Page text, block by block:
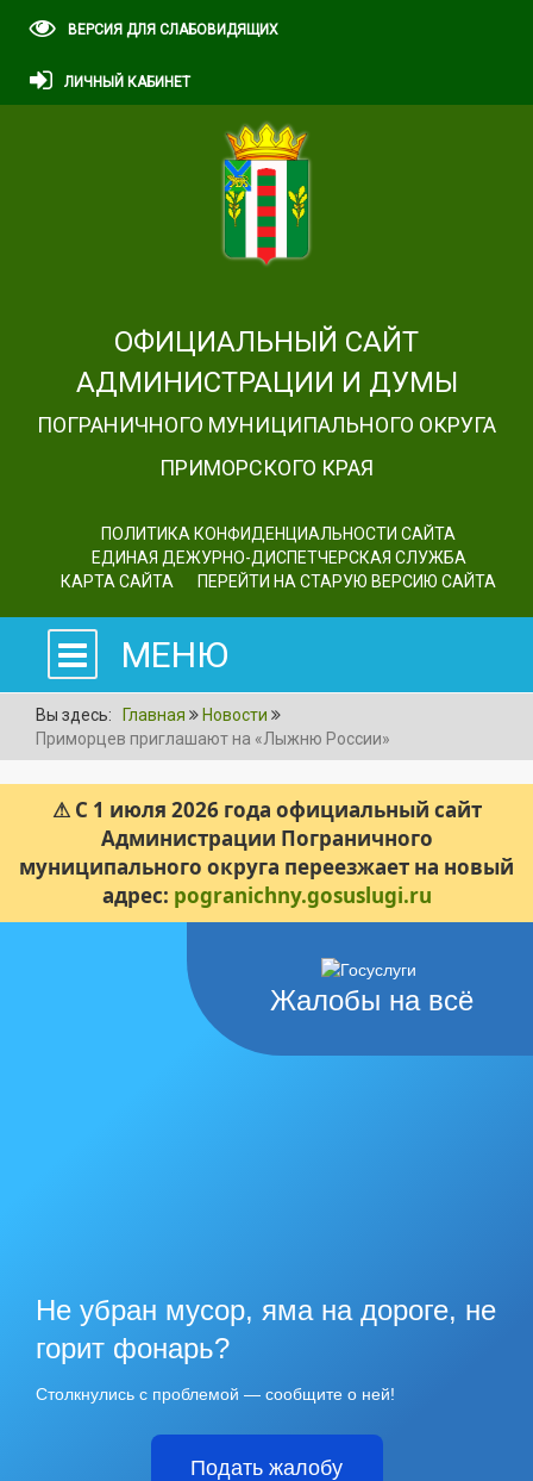
ВЕРСИЯ ДЛЯ СЛАБОВИДЯЩИХ
ЛИЧНЫЙ КАБИНЕТ
ОФИЦИАЛЬНЫЙ САЙТ
АДМИНИСТРАЦИИ И ДУМЫ
ПОГРАНИЧНОГО МУНИЦИПАЛЬНОГО ОКРУГА
ПРИМОРСКОГО КРАЯ
ПОЛИТИКА КОНФИДЕНЦИАЛЬНОСТИ САЙТА
ЕДИНАЯ ДЕЖУРНО-ДИСПЕТЧЕРСКАЯ СЛУЖБА
КАРТА САЙТА
ПЕРЕЙТИ НА СТАРУЮ ВЕРСИЮ САЙТА
МЕНЮ
Вы здесь: Главная
Новости
Приморцев приглашают на «Лыжню России»
⚠ С 1 июля 2026 года официальный сайт
Администрации Пограничного
муниципального округа переезжает на новый
адрес: pogranichny.gosuslugi.ru
Жалобы на всё
Не убран мусор, яма на дороге, не
горит фонарь?
Столкнулись с проблемой — сообщите о ней!
Подать жалобу